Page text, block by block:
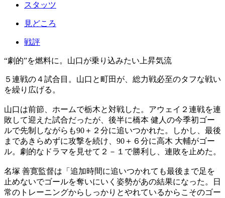
スタッツ
見どころ
戦評
“劇的”を燃料に。山口が乗り込みたい上昇気流
５連戦の４試合目。山口と町田が、総力戦必至のタフな戦い
を繰り広げる。
山口は前節、ホームで栃木と対戦した。アウェイ２連戦を連
敗して迎えた試合だったが、後半に橋本 健人の今季初ゴー
ルで先制しながらも90＋２分に追いつかれた。しかし、最後
まであきらめずに攻撃を続け、90＋６分に高木 大輔がゴー
ル。劇的なドラマを見せて２－１で勝利し、連敗を止めた。
名塚 善寛監督は「追加時間に追いつかれても最後まで足を
止めないでゴールを奪いにいく姿勢があの結果になった。日
常のトレーニングからしっかりとやれているからこそのゴー